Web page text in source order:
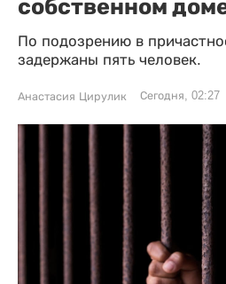
собственном
По подозрению в
задержаны пять человек.
Анастасия Цирулик Сегодня, 02:27